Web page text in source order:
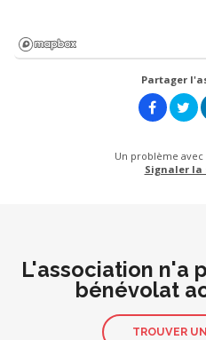
Partager
Un problème
Signaler la
L'association n'a
bénévolat
TROUVER